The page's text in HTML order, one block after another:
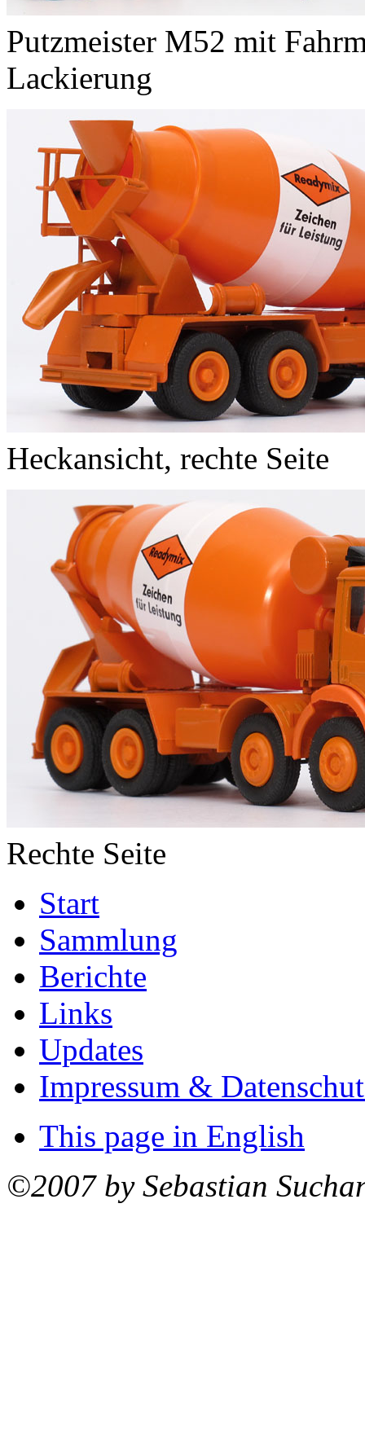
Putzmeister M52 mit
Lackierung
Heckansicht, rechte Seite
Rechte Seite
Start
Sammlung
Berichte
Links
Updates
Impressum &
This page in English
©2007 by Sebastian